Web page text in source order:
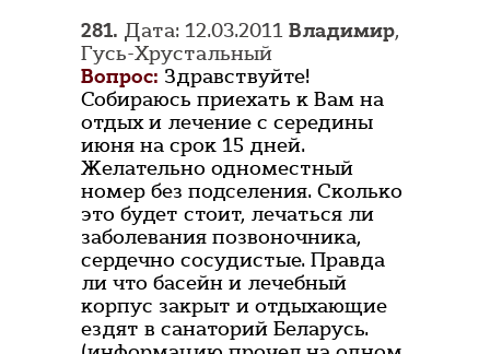
281. Дата: 12.03.2011 Владимир,
Гусь-Хрустальный
Вопрос: Здравствуйте!
Собираюсь приехать к Вам на
отдых и лечение с середины
июня на срок 15 дней.
Желательно одноместный
номер без подселения. Сколько
это будет стоит, лечаться ли
заболевания позвоночника,
сердечно сосудистые. Правда
ли что басейн и лечебный
корпус закрыт и отдыхающие
ездят в санаторий Беларусь.